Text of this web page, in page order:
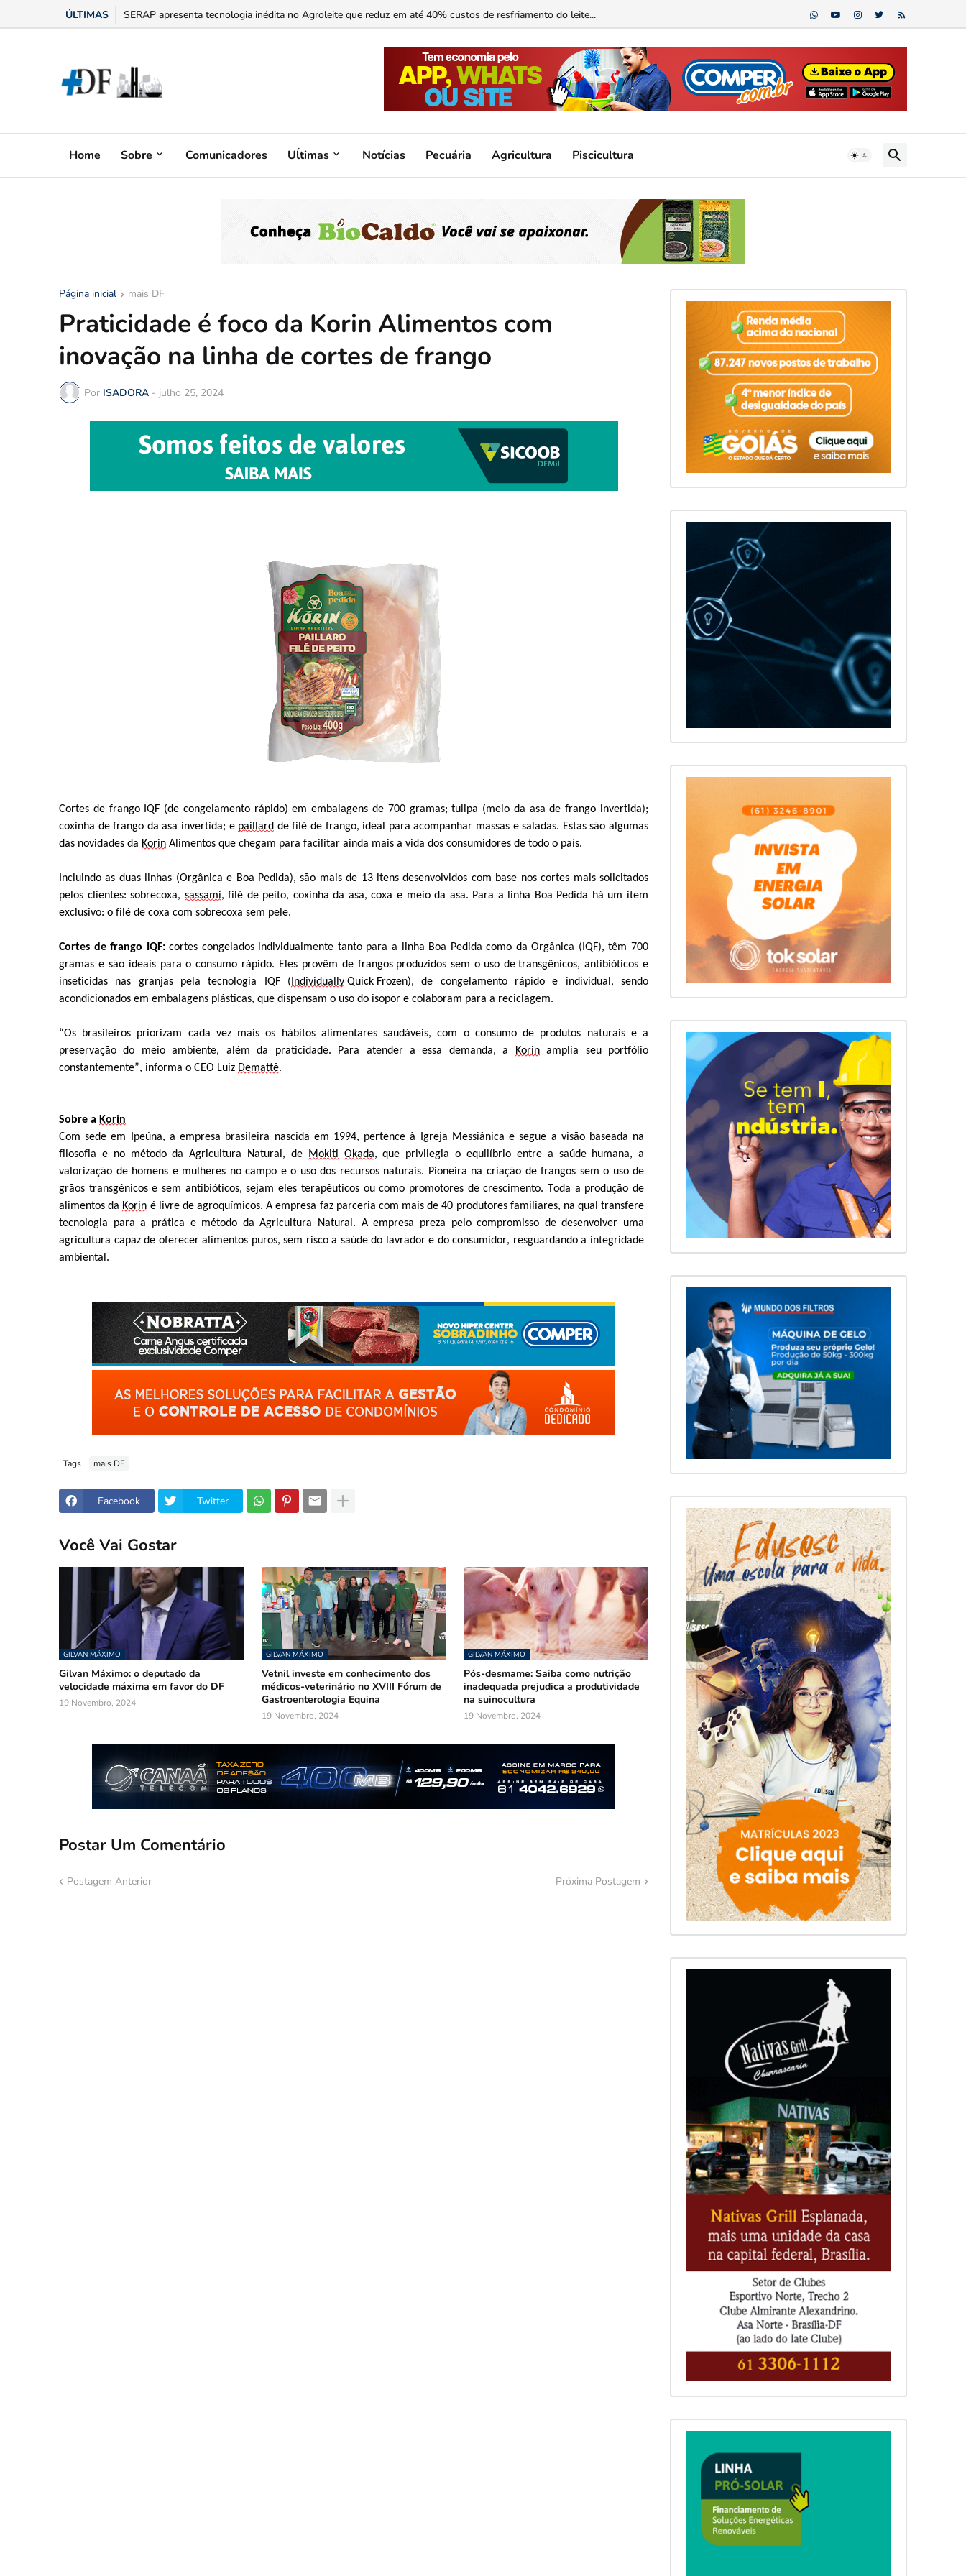
ÚLTIMAS “Bumbum triste” na menopausa: o adesivo hormonal ajuda?...
Home Sobre Comunicadores Uĺtimas Notícias Pecuária Agricultura Piscicultura
Página inicial mais DF
Praticidade é foco da Korin Alimentos com
inovação na linha de cortes de frango
Por ISADORA - julho 25, 2024
Cortes de frango IQF (de congelamento rápido) em embalagens de 700 gramas;tulipa (meio da asade frango invertida);
coxinha de frango daasa invertida; e paillard defilé de frango, ideal para acompanhar massas e saladas. Estas são algumas
das novidades da Korin Alimentos que chegam para facilitar ainda mais a vida dos consumidores de todo o país.
Incluindo as duas linhas (Orgânica e Boa Pedida), são mais de 13 itens desenvolvidos com base nos cortes mais solicitados
pelos clientes:sobrecoxa, sassami, filé de peito, coxinha da asa, coxa e meio da asa. Para a linha Boa Pedida há um item
exclusivo: o filé de coxa com sobrecoxa sem pele.
Cortes de frango IQF: cortes congelados individualmente tanto para a linha Boa Pedida como da Orgânica (IQF), têm 700
gramas e sãoideais para o consumo rápido. Eles provêm defrangos produzidos sem o uso de transgênicos, antibióticos e
inseticidas nas granjaspela tecnologia IQF ( Individually Quick Frozen), de congelamento rápido e individual, sendo
acondicionados em embalagens plásticas, que dispensam o uso do isopor e colaboram para a reciclagem.
“Os brasileiros priorizam cada vez mais os hábitos alimentares saudáveis,com o consumo de produtos naturaisea
preservação do meio ambiente, além da praticidade. Para atender aessa demanda, a Korin amplia seu portfólio
constantemente”, informa o CEO Luiz Demattê.
Sobre a Korin
Com sede em Ipeúna, a empresa brasileira nascida em 1994, pertence à Igreja Messiânica e segue a visão baseada na
filosofia e no método da Agricultura Natural, de Mokiti Okada, que privilegia o equilíbrio entre a saúde humana, a
valorização de homens e mulheres no campo e o uso dos recursos naturais. Pioneira na criação de frangos sem o uso de
grãos transgênicos e sem antibióticos, sejam eles terapêuticos ou como promotores de crescimento. Toda a produção de
alimentos da Korin é livre de agroquímicos. A empresa faz parceria com maisde 40 produtores familiares, na qual transfere
tecnologia para a prática e método daAgricultura Natural. A empresa preza pelo compromisso de desenvolver uma
agricultura capaz de oferecer alimentos puros, sem risco a saúde do lavrador e do consumidor, resguardando a integridade
ambiental.
Tags mais DF
Facebook Twitter
Você Vai Gostar
GILVAN MÁXIMO
Gilvan Máximo: o deputado da
velocidade máxima em favor do DF
19 Novembro, 2024
GILVAN MÁXIMO
Vetnil investe em conhecimento dos
médicos-veterinário no XVIII Fórum de
Gastroenterologia Equina
19 Novembro, 2024
GILVAN MÁXIMO
Pós-desmame: Saiba como nutrição
inadequada prejudica a produtividade
na suinocultura
19 Novembro, 2024
Postar Um Comentário
Postagem Anterior Próxima Postagem